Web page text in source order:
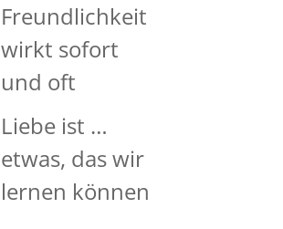
Freundlichkeit
wirkt sofort
und oft
Liebe ist …
etwas, das wir
lernen können